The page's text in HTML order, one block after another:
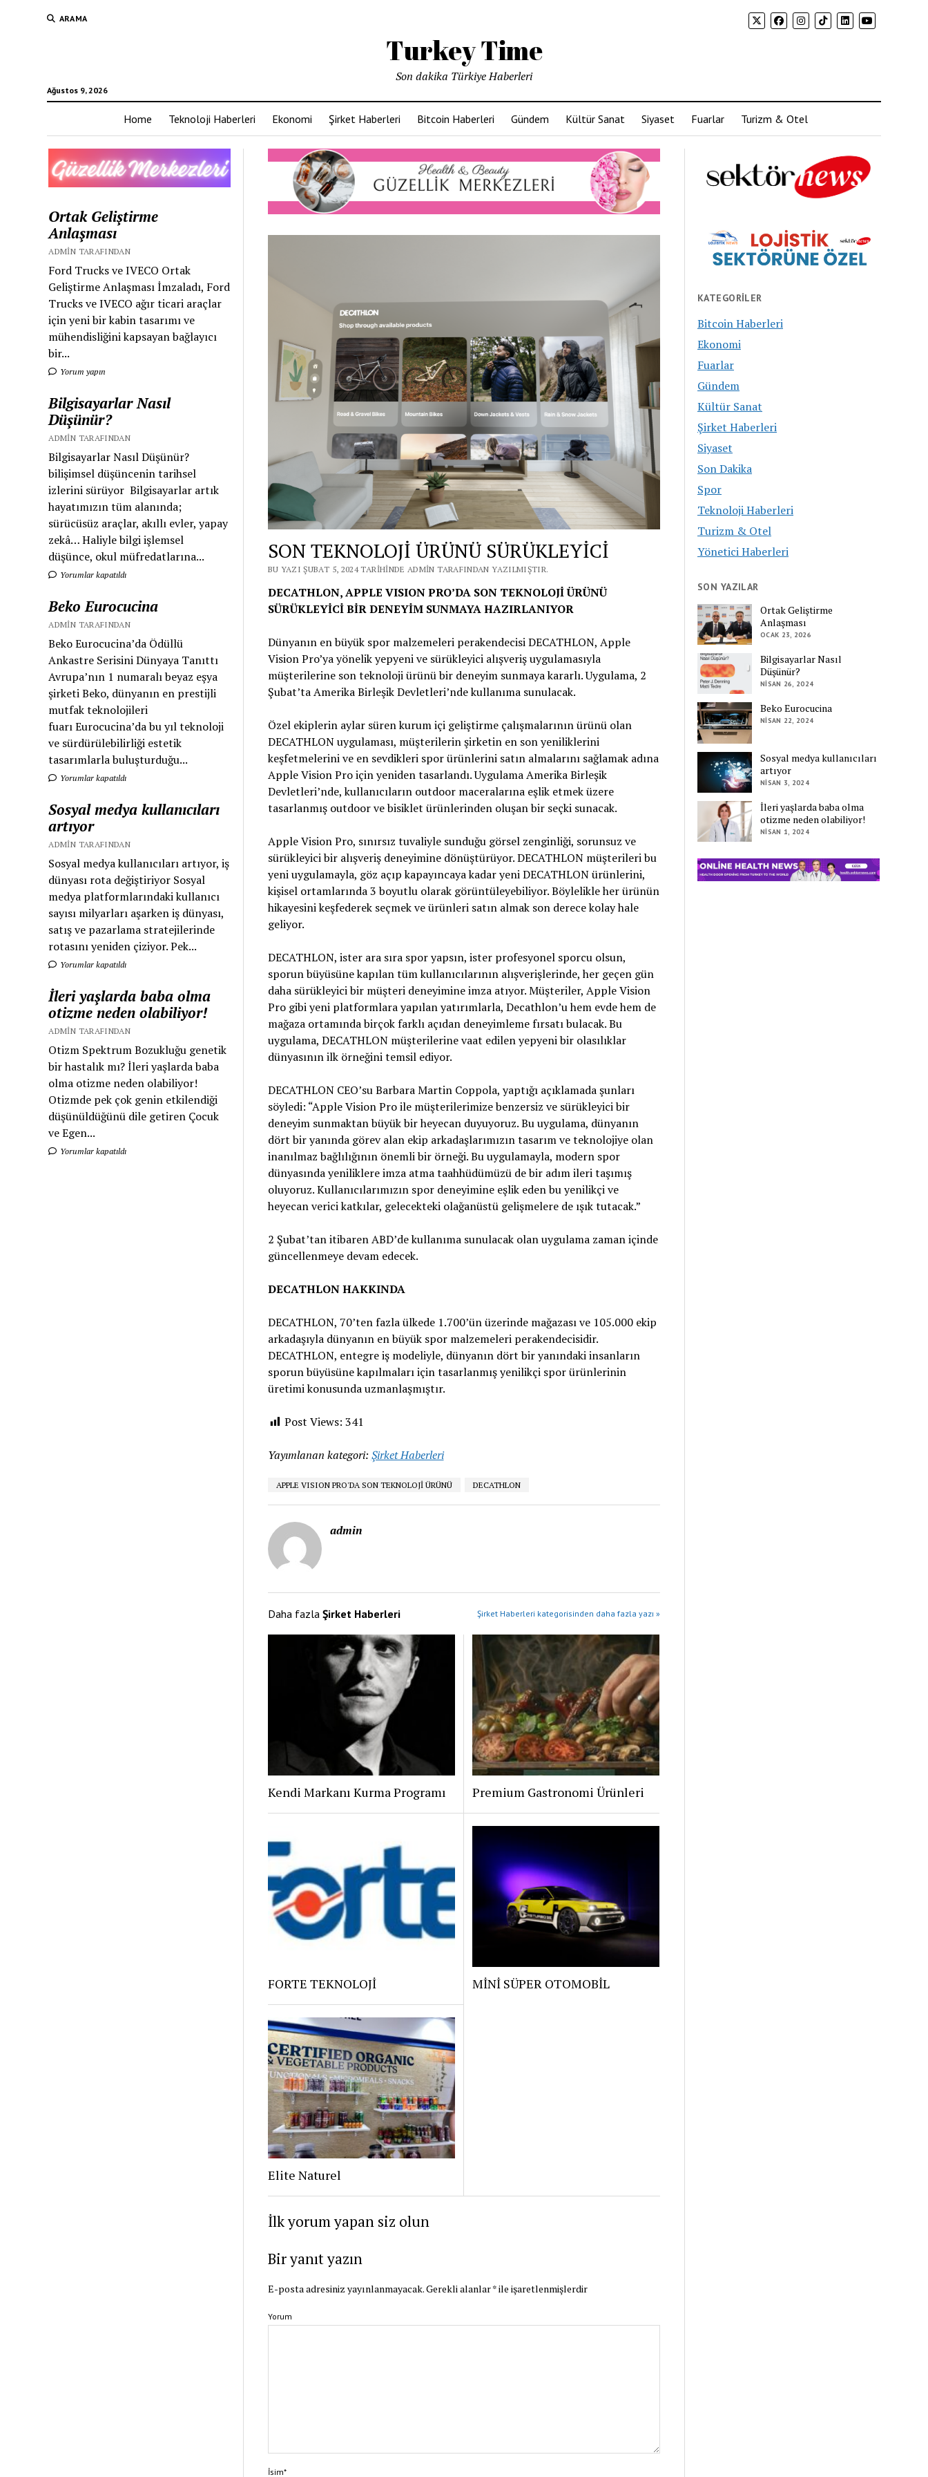
ARAMA
Turkey Time
Ağustos 9, 2026
Son dakika Türkiye Haberleri
Home Teknoloji Haberleri Ekonomi Şirket Haberleri Bitcoin Haberleri Gündem Kültür Sanat Siyaset Fuarlar Turizm & Otel
Ortak Geliştirme
Anlaşması
ADMIN TARAFINDAN
Ford Trucks ve IVECO Ortak
Geliştirme Anlaşması İmzaladı, Ford
Trucks ve IVECO ağır ticari araçlar
için yeni bir kabin tasarımı ve
mühendisliğini kapsayan bağlayıcı
bir...
Yorum yapın
Bilgisayarlar Nasıl
Düşünür?
ADMIN TARAFINDAN
Bilgisayarlar Nasıl Düşünür?
bilişimsel düşüncenin tarihsel
izlerini sürüyor Bilgisayarlar artık
hayatımızın tüm alanında;
sürücüsüz araçlar, akıllı evler, yapay
zekâ… Haliyle bilgi işlemsel
düşünce, okul müfredatlarına...
Yorumlar kapatıldı
Beko Eurocucina
ADMIN TARAFINDAN
Beko Eurocucina’da Ödüllü
Ankastre Serisini Dünyaya Tanıttı
Avrupa’nın 1 numaralı beyaz eşya
şirketi Beko, dünyanın en prestijli
mutfak teknolojileri
fuarı Eurocucina’da bu yıl teknoloji
ve sürdürülebilirliği estetik
tasarımlarla buluşturduğu...
Yorumlar kapatıldı
Sosyal medya kullanıcıları
artıyor
ADMIN TARAFINDAN
Sosyal medya kullanıcıları artıyor, iş
dünyası rota değiştiriyor Sosyal
medya platformlarındaki kullanıcı
sayısı milyarları aşarken iş dünyası,
satış ve pazarlama stratejilerinde
rotasını yeniden çiziyor. Pek...
Yorumlar kapatıldı
İleri yaşlarda baba olma
otizme neden olabiliyor!
ADMIN TARAFINDAN
Otizm Spektrum Bozukluğu genetik
bir hastalık mı? İleri yaşlarda baba
olma otizme neden olabiliyor!
Otizmde pek çok genin etkilendiği
düşünüldüğünü dile getiren Çocuk
ve Egen...
Yorumlar kapatıldı
SON TEKNOLOJİ ÜRÜNÜ SÜRÜKLEYİCİ
BU YAZI ŞUBAT 5, 2024 TARIHINDE ADMIN TARAFINDAN YAZILMIŞTIR.
DECATHLON, APPLE VISION PRO’DA SON TEKNOLOJİ ÜRÜNÜ
SÜRÜKLEYİCİ BİR DENEYİM SUNMAYA HAZIRLANIYOR
Dünyanın en büyük spor malzemeleri perakendecisi DECATHLON, Apple
Vision Pro’ya yönelik yepyeni ve sürükleyici alışveriş uygulamasıyla
müşterilerine son teknoloji ürünü bir deneyim sunmaya kararlı. Uygulama, 2
Şubat’ta Amerika Birleşik Devletleri’nde kullanıma sunulacak.
Özel ekiplerin aylar süren kurum içi geliştirme çalışmalarının ürünü olan
DECATHLON uygulaması, müşterilerin şirketin en son yeniliklerini
keşfetmelerini ve en sevdikleri spor ürünlerini satın almalarını sağlamak adına
Apple Vision Pro için yeniden tasarlandı. Uygulama Amerika Birleşik
Devletleri’nde, kullanıcıların outdoor maceralarına eşlik etmek üzere
tasarlanmış outdoor ve bisiklet ürünlerinden oluşan bir seçki sunacak.
Apple Vision Pro, sınırsız tuvaliyle sunduğu görsel zenginliği, sorunsuz ve
sürükleyici bir alışveriş deneyimine dönüştürüyor. DECATHLON müşterileri bu
yeni uygulamayla, göz açıp kapayıncaya kadar yeni DECATHLON ürünlerini,
kişisel ortamlarında 3 boyutlu olarak görüntüleyebiliyor. Böylelikle her ürünün
hikayesini keşfederek seçmek ve ürünleri satın almak son derece kolay hale
geliyor.
DECATHLON, ister ara sıra spor yapsın, ister profesyonel sporcu olsun,
sporun büyüsüne kapılan tüm kullanıcılarının alışverişlerinde, her geçen gün
daha sürükleyici bir müşteri deneyimine imza atıyor. Müşteriler, Apple Vision
Pro gibi yeni platformlara yapılan yatırımlarla, Decathlon’u hem evde hem de
mağaza ortamında birçok farklı açıdan deneyimleme fırsatı bulacak. Bu
uygulama, DECATHLON müşterilerine vaat edilen yepyeni bir olasılıklar
dünyasının ilk örneğini temsil ediyor.
DECATHLON CEO’su Barbara Martin Coppola, yaptığı açıklamada şunları
söyledi: “Apple Vision Pro ile müşterilerimize benzersiz ve sürükleyici bir
deneyim sunmaktan büyük bir heyecan duyuyoruz. Bu uygulama, dünyanın
dört bir yanında görev alan ekip arkadaşlarımızın tasarım ve teknolojiye olan
inanılmaz bağlılığının önemli bir örneği. Bu uygulamayla, modern spor
dünyasında yeniliklere imza atma taahhüdümüzü de bir adım ileri taşımış
oluyoruz. Kullanıcılarımızın spor deneyimine eşlik eden bu yenilikçi ve
heyecan verici katkılar, gelecekteki olağanüstü gelişmelere de ışık tutacak.”
2 Şubat’tan itibaren ABD’de kullanıma sunulacak olan uygulama zaman içinde
güncellenmeye devam edecek.
DECATHLON HAKKINDA
DECATHLON, 70’ten fazla ülkede 1.700’ün üzerinde mağazası ve 105.000 ekip
arkadaşıyla dünyanın en büyük spor malzemeleri perakendecisidir.
DECATHLON, entegre iş modeliyle, dünyanın dört bir yanındaki insanların
sporun büyüsüne kapılmaları için tasarlanmış yenilikçi spor ürünlerinin
üretimi konusunda uzmanlaşmıştır.
Post Views: 341
Yayımlanan kategori: Şirket Haberleri
APPLE VISION PRO'DA SON TEKNOLOJİ ÜRÜNÜ DECATHLON
admin
Daha fazla Şirket Haberleri Şirket Haberleri kategorisinden daha fazla yazı »
Kendi Markanı Kurma Programı Premium Gastronomi Ürünleri
FORTE TEKNOLOJİ MİNİ SÜPER OTOMOBİL
Elite Naturel
İlk yorum yapan siz olun
Bir yanıt yazın
E-posta adresiniz yayınlanmayacak.Gerekli alanlar*ile işaretlenmişlerdir
Yorum
İsim*
KATEGORILER
Bitcoin Haberleri
Ekonomi
Fuarlar
Gündem
Kültür Sanat
Şirket Haberleri
Siyaset
Son Dakika
Spor
Teknoloji Haberleri
Turizm & Otel
Yönetici Haberleri
SON YAZILAR
Ortak Geliştirme
Anlaşması
OCAK 23, 2026
Bilgisayarlar Nasıl
Düşünür?
NISAN 26, 2024
Beko Eurocucina
NISAN 22, 2024
Sosyal medya kullanıcıları
artıyor
NISAN 3, 2024
İleri yaşlarda baba olma
otizme neden olabiliyor!
NISAN 1, 2024